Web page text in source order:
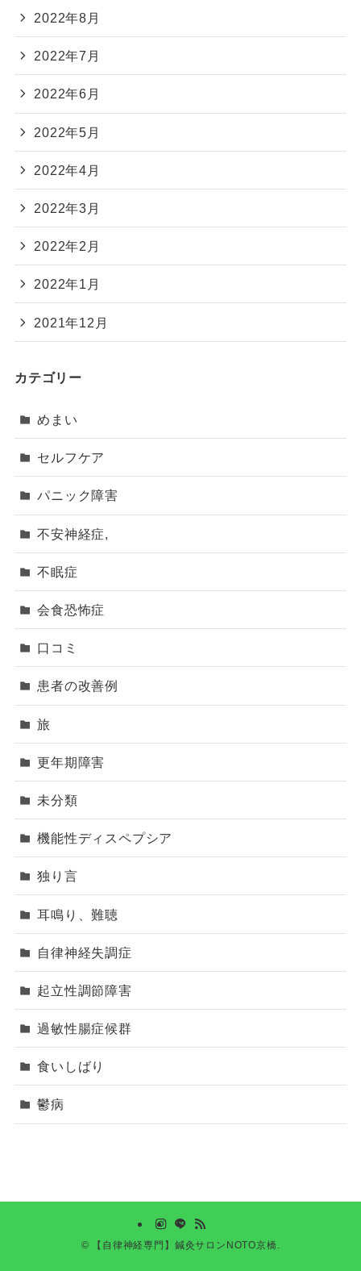
2022年8月
2022年7月
2022年6月
2022年5月
2022年4月
2022年3月
2022年2月
2022年1月
2021年12月
カテゴリー
めまい
セルフケア
パニック障害
不安神経症,
不眠症
会食恐怖症
口コミ
患者の改善例
旅
更年期障害
未分類
機能性ディスペプシア
独り言
耳鳴り、難聴
自律神経失調症
起立性調節障害
過敏性腸症候群
食いしばり
鬱病
© 【自律神経専門】鍼灸サロンNOTO京橋.